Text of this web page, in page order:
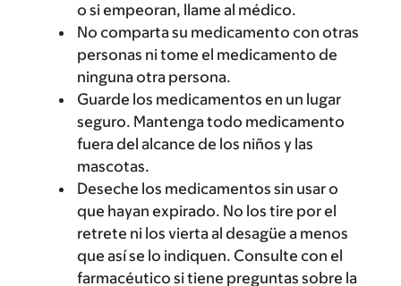
o si empeoran, llame al médico.
No comparta su medicamento con otras
personas ni tome el medicamento de
ninguna otra persona.
Guarde los medicamentos en un lugar
seguro. Mantenga todo medicamento
fuera del alcance de los niños y las
mascotas.
Deseche los medicamentos sin usar o
que hayan expirado. No los tire por el
retrete ni los vierta al desagüe a menos
que así se lo indiquen. Consulte con el
farmacéutico si tiene preguntas sobre la